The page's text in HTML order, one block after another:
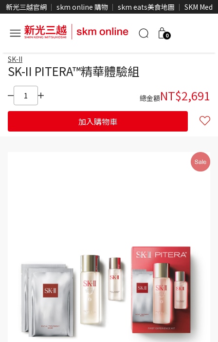
新光三越官網 skm online 購物 skm eats美食地圖 SKM Media
0
SK-II
SK-II PITERA™精華體驗組
總金額NT$2,691
加入購物車